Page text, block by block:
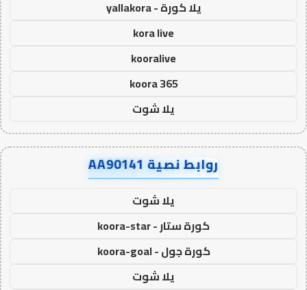
يلا كورة - yallakora
kora live
kooralive
koora 365
يلا شوت
روابط نصية AA90141
يلا شوت
كورة ستار - koora-star
كورة جول - koora-goal
يلا شوت